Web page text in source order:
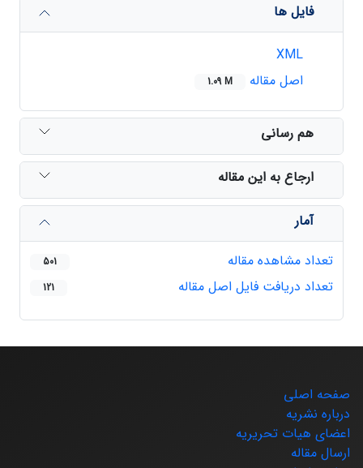
فایل ها
اصل مقاله
1.09 M
هم رسانی
ارجاع به این مقاله
آمار
تعداد مشاهده مقاله
501
تعداد دریافت فایل اصل مقاله 121
صفحه اصلی
درباره نشریه
اعضای هیات تحریریه
ارسال مقاله